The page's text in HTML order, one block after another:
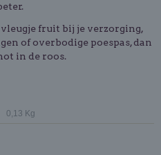
fruit bij je verzorging,
of overbodige poespas, dan
in de roos.
0,13 Kg